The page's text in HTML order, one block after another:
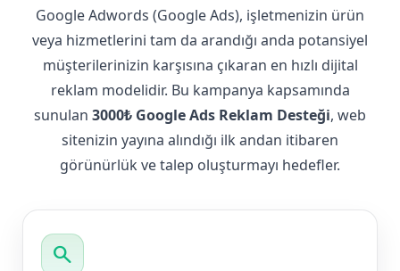
Google Adwords (Google Ads), işletmenizin ürün
veya hizmetlerini tam da arandığı anda potansiyel
müşterilerinizin karşısına çıkaran en hızlı dijital
reklam modelidir. Bu kampanya kapsamında
sunulan 3000₺ Google Ads Reklam Desteği, web
sitenizin yayına alındığı ilk andan itibaren
görünürlük ve talep oluşturmayı hedefler.
search